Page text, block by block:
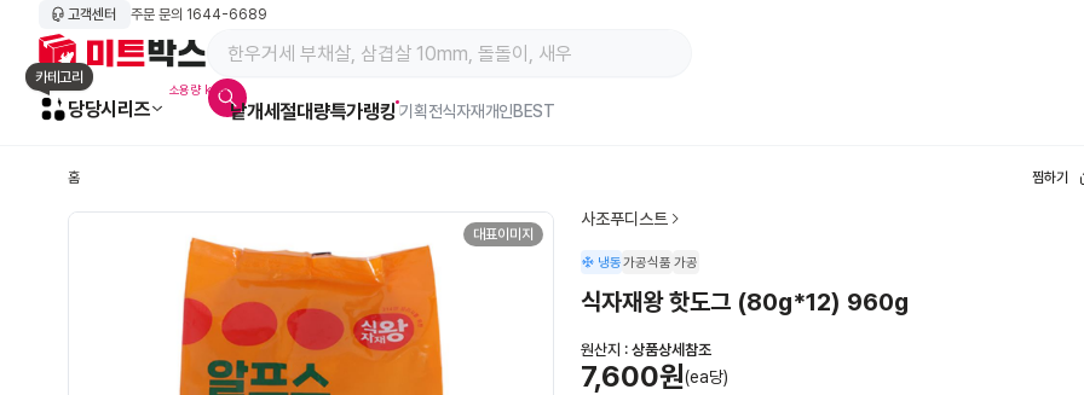
고객센터 주문 문의 1644-6689
메인 페이지 바로가기
카테고리
당당시리즈
소용량 kg육
낱개세절대량특가랭킹알람아이콘
기획전식자재개인BEST
홈 찜하기
대표이미지
사조푸디스트
냉동가공식품 가공
식자재왕 핫도그 (80g*12) 960g
원산지 : 상품상세참조
7,600원(ea당)